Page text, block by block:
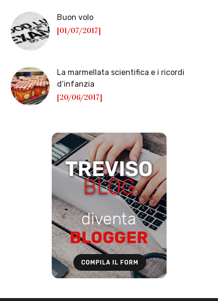
Buon volo
[01/07/2017]
La marmellata scientifica e i ricordi
d’infanzia
[20/06/2017]